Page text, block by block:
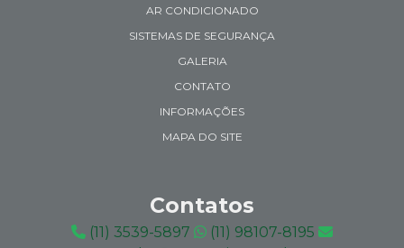
AR CONDICIONADO
SISTEMAS DE SEGURANÇA
GALERIA
CONTATO
INFORMAÇÕES
MAPA DO SITE
Contatos
(11) 3539-5897
(11) 98107-8195